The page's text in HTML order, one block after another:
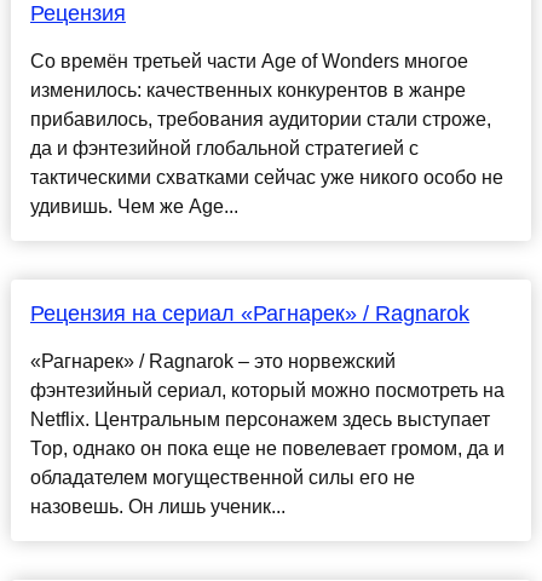
Рецензия
Со времён третьей части Age of Wonders многое
изменилось: качественных конкурентов в жанре
прибавилось, требования аудитории стали строже,
да и фэнтезийной глобальной стратегией с
тактическими схватками сейчас уже никого особо не
удивишь. Чем же Age...
Рецензия на сериал «Рагнарек» / Ragnarok
«Рагнарек» / Ragnarok – это норвежский
фэнтезийный сериал, который можно посмотреть на
Netflix. Центральным персонажем здесь выступает
Тор, однако он пока еще не повелевает громом, да и
обладателем могущественной силы его не
назовешь. Он лишь ученик...